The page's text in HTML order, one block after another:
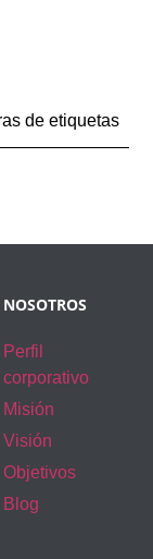
de etiquetas
NOSOTROS
Perfil
corporativo
Misión
Visión
Objetivos
Blog